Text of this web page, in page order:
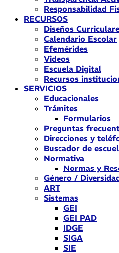
Responsabilidad
RECURSOS
Diseños
Calendario Escolar
Efemérides
Videos
Escuela Digital
Recursos
SERVICIOS
Educacionales
Trámites
Formularios
Preguntas
Direcciones y
Buscador de
Normativa
Normas y
Género /
ART
Sistemas
GEI
GEI PAD
IDGE
SIGA
SIE